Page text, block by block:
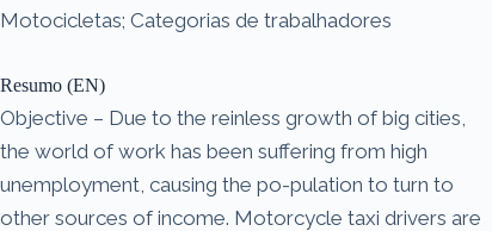
Motocicletas; Categorias de trabalhadores
Resumo (EN)
Objective – Due to the reinless growth of big cities,
the world of work has been suffering from high
unemployment, causing the po-pulation to turn to
other sources of income. Motorcycle taxi drivers are